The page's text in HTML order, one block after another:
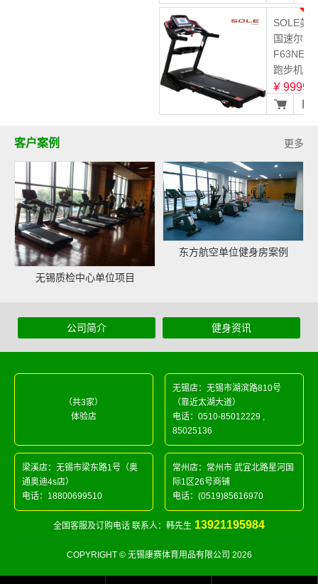
SOLE美
国速尔
F63NEW
跑步机
¥ 9999
更多
客户案例
无锡质检中心单位项目
东方航空单位健身房案例
公司简介 健身资讯
（共3家）
体验店
无锡店：无锡市湖滨路810号
（靠近太湖大道）
电话：0510-85012229 ,
85025136
梁溪店：无锡市梁东路1号（奥
通奥迪4s店）
电话： 18800699510
常州店：常州市 武宜北路星河国
际1区26号商铺
电话：(0519)85616970
全国客服及订购电话 联系人：韩先生 13921195984
COPYRIGHT © 无锡康赛体育用品有限公司 2026